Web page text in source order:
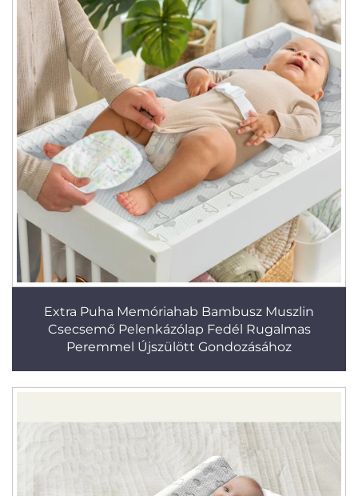
Extra Puha Memóriahab Bambusz Muszlin
Csecsemő Pelenkázólap Fedél Rugalmas
Peremmel Újszülött Gondozásához